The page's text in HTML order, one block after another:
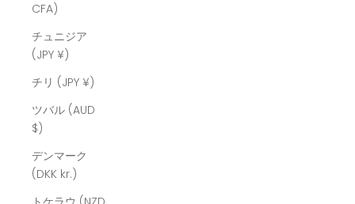
CFA)
チュニジア
(JPY ¥)
チリ (JPY ¥)
ツバル (AUD
$)
デンマーク
(DKK kr.)